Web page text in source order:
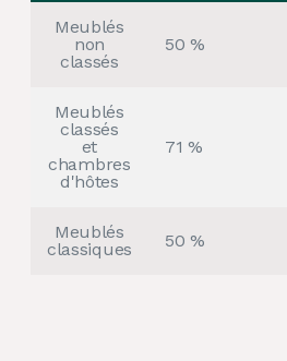
Meublés
non
classés
50 %
Meublés
classés
et
chambres
d'hôtes
71 %
Meublés
classiques
50 %